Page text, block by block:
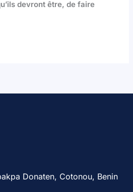
devront être, de faire
Donaten, Cotonou, Benin